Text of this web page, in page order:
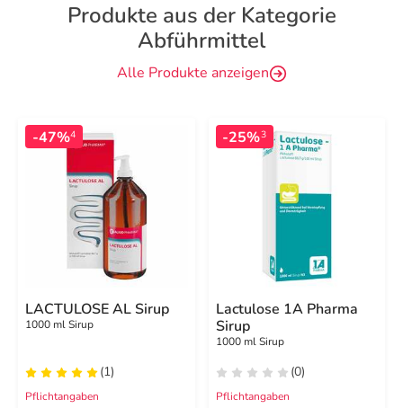
Produkte aus der Kategorie
Abführmittel
Alle Produkte anzeigen
-47%4
LACTULOSE AL Sirup
1000 ml Sirup
(1)
Pflichtangaben
-25%3
Lactulose 1A Pharma
Sirup
1000 ml Sirup
(0)
Pflichtangaben